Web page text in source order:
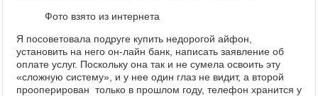
Фото взято из интернета
Я посоветовала подруге купить недорогой айфон,
установить на него он-лайн банк, написать заявление об
оплате услуг. Поскольку она так и не сумела освоить эту
«сложную систему», и у нее один глаз не видит, а второй
прооперирован только в прошлом году, телефон хранится у